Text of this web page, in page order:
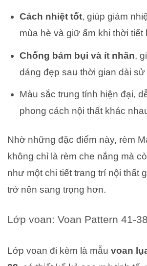
Cách nhiệt tốt, giúp giảm
mùa hè và giữ ấm khi thời tiết
Chống bám bụi và ít nhăn,
dáng đẹp sau thời gian dài sử
Màu sắc trung tính hiện đại,
phong cách nội thất khác
Nhờ những đặc điểm này, rèm
không chỉ là rèm che nắng mà
như một chi tiết trang trí nội thất
trở nên sang trọng hơn.
Lớp voan: Voan Pattern 41-38
Lớp voan đi kèm là mẫu voan